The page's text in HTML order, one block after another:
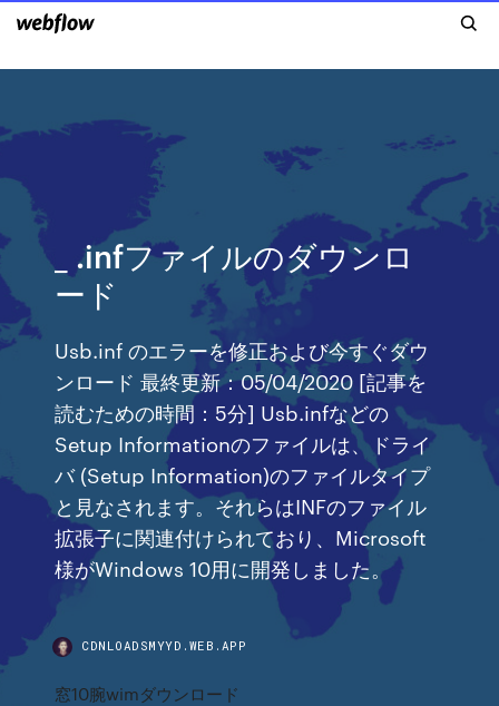
_ .infファイルのダウンロ
ード
Usb.inf のエラーを修正および今すぐダウ
ンロード 最終更新：05/04/2020 [記事を
読むための時間：5分] Usb.infなどの
Setup Informationのファイルは、ドライ
バ (Setup Information)のファイルタイプ
と見なされます。それらはINFのファイル
拡張子に関連付けられており、Microsoft
様がWindows 10用に開発しました。
CDNLOADSMYYD.WEB.APP
窓10腕wimダウンロード